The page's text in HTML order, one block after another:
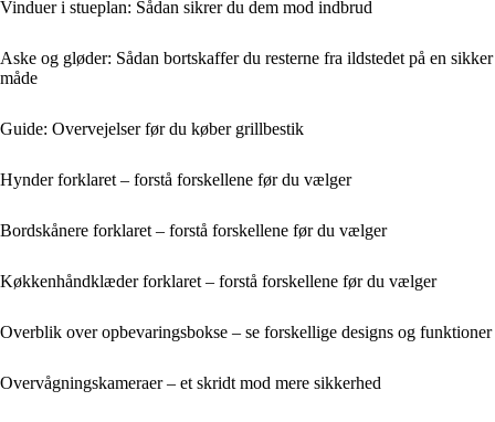
Vinduer i stueplan: Sådan sikrer du dem mod indbrud
Aske og gløder: Sådan bortskaffer du resterne fra ildstedet på en sikker
måde
Guide: Overvejelser før du køber grillbestik
Hynder forklaret – forstå forskellene før du vælger
Bordskånere forklaret – forstå forskellene før du vælger
Køkkenhåndklæder forklaret – forstå forskellene før du vælger
Overblik over opbevaringsbokse – se forskellige designs og funktioner
Overvågningskameraer – et skridt mod mere sikkerhed